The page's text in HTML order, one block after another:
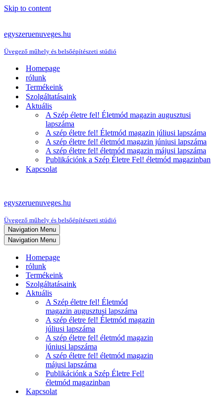
Skip to content
egyszeruenuveges.hu
Üvegező műhely és belsőépítészeti stúdió
Homepage
rólunk
Termékeink
Szolgáltatásaink
Aktuális
A Szép életre fel! Életmód magazin augusztusi
lapszáma
A szép életre fel! Életmód magazin júliusi lapszáma
A szép életre fel! életmód magazin júniusi lapszáma
A szép életre fel! életmód magazin májusi lapszáma
Publikációnk a Szép Életre Fel! életmód magazinban
Kapcsolat
egyszeruenuveges.hu
Üvegező műhely és belsőépítészeti stúdió
Navigation Menu
Navigation Menu
Homepage
rólunk
Termékeink
Szolgáltatásaink
Aktuális
A Szép életre fel! Életmód
magazin augusztusi lapszáma
A szép életre fel! Életmód magazin
júliusi lapszáma
A szép életre fel! életmód magazin
júniusi lapszáma
A szép életre fel! életmód magazin
májusi lapszáma
Publikációnk a Szép Életre Fel!
életmód magazinban
Kapcsolat